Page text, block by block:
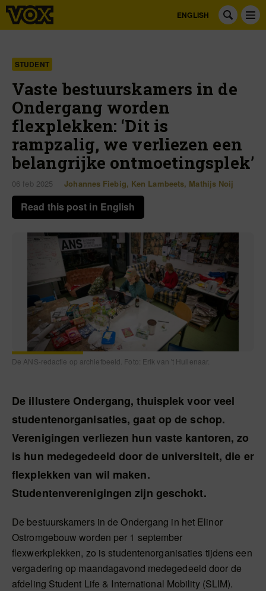
ENGLISH
STUDENT
Vaste bestuurskamers in de
Ondergang worden
flexplekken: ‘Dit is
rampzalig, we verliezen een
belangrijke ontmoetingsplek’
06 feb 2025 Johannes Fiebig, Ken Lambeets, Mathijs Noij
Read this post in English
De ANS-redactie op archiefbeeld. Foto: Erik van 't Hullenaar.
De illustere Ondergang, thuisplek voor veel
studentenorganisaties, gaat op de schop.
Verenigingen verliezen hun vaste kantoren, zo
is hun medegedeeld door de universiteit, die er
flexplekken van wil maken.
Studentenverenigingen zijn geschokt.
De bestuurskamers in de Ondergang in het Elinor
Ostromgebouw worden per 1 september
flexwerkplekken, zo is studentenorganisaties tijdens een
vergadering op maandagavond medegedeeld door de
afdeling Student Life & International Mobility (SLIM).